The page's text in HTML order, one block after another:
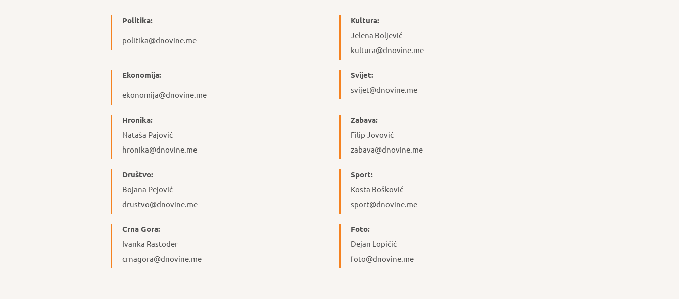
Politika:
politika@dnovine.me
Kultura:
Jelena Boljević
kultura@dnovine.me
Ekonomija:
ekonomija@dnovine.me
Svijet:
svijet@dnovine.me
Hronika:
Nataša Pajović
hronika@dnovine.me
Zabava:
Filip Jovović
zabava@dnovine.me
Društvo:
Bojana Pejović
drustvo@dnovine.me
Sport:
Kosta Bošković
sport@dnovine.me
Crna Gora:
Ivanka Rastoder
crnagora@dnovine.me
Foto:
Dejan Lopićić
foto@dnovine.me